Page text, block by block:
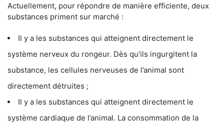
Actuellement, pour répondre de manière efficiente, deux
substances priment sur marché :
Il y a les substances qui atteignent directement le
système nerveux du rongeur. Dès qu’ils ingurgitent la
substance, les cellules nerveuses de l’animal sont
directement détruites ;
Il y a les substances qui atteignent directement le
système cardiaque de l’animal. La consommation de la